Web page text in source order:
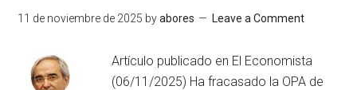
11 de noviembre de 2025 byabores Leave a Comment
Artículo publicado en El Economista
(06/11/2025) Ha fracasado la OPA de